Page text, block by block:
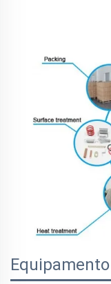
Equipamento